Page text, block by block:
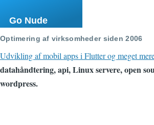
Go Nude
Optimering af virksomheder siden 2006
Udvikling af mobil apps i Flutter og meget
datahåndtering, api, Linux servere, open
wordpress.